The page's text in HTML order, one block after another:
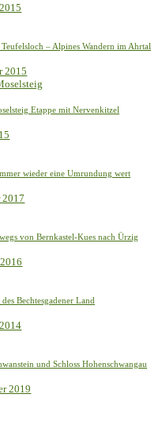
– Alpines Wandern im Ahrtal
2015
Etappe mit Nervenkitzel
wieder eine Umrundung wert
2017
von Bernkastel-Kues nach Ürzig
Bechtesgadener Land
und Schloss Hohenschwangau
2019